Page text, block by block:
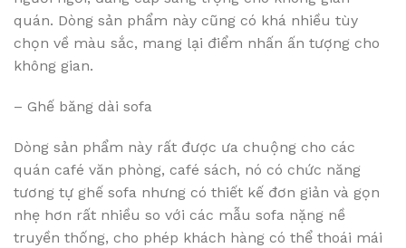
quán. Dòng sản phẩm này cũng có khá nhiều tùy
chọn về màu sắc, mang lại điểm nhấn ấn tượng cho
không gian.
– Ghế băng dài sofa
Dòng sản phẩm này rất được ưa chuộng cho các
quán café văn phòng, café sách, nó có chức năng
tương tự ghế sofa nhưng có thiết kế đơn giản và gọn
nhẹ hơn rất nhiều so với các mẫu sofa nặng nề
truyền thống, cho phép khách hàng có thể thoái mái